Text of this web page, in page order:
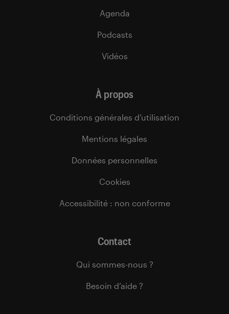
Agenda
Podcasts
Vidéos
À propos
Conditions générales d’utilisation
Mentions légales
Données personnelles
Cookies
Accessibilité : non conforme
Contact
Qui sommes-nous ?
Besoin d’aide ?